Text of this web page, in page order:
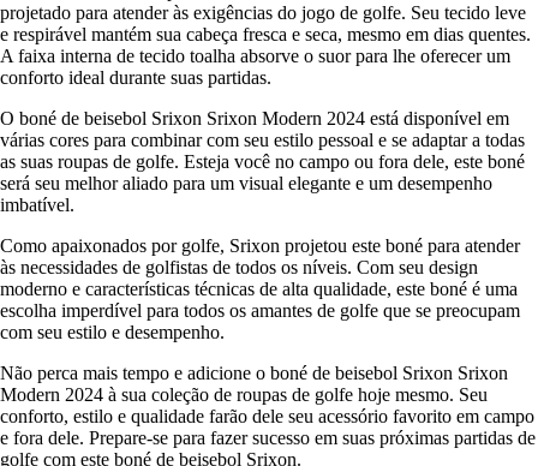
projetado para atender às exigências do jogo de golfe. Seu tecido leve
e respirável mantém sua cabeça fresca e seca, mesmo em dias quentes.
A faixa interna de tecido toalha absorve o suor para lhe oferecer um
conforto ideal durante suas partidas.
O boné de beisebol Srixon Srixon Modern 2024 está disponível em
várias cores para combinar com seu estilo pessoal e se adaptar a todas
as suas roupas de golfe. Esteja você no campo ou fora dele, este boné
será seu melhor aliado para um visual elegante e um desempenho
imbatível.
Como apaixonados por golfe, Srixon projetou este boné para atender
às necessidades de golfistas de todos os níveis. Com seu design
moderno e características técnicas de alta qualidade, este boné é uma
escolha imperdível para todos os amantes de golfe que se preocupam
com seu estilo e desempenho.
Não perca mais tempo e adicione o boné de beisebol Srixon Srixon
Modern 2024 à sua coleção de roupas de golfe hoje mesmo. Seu
conforto, estilo e qualidade farão dele seu acessório favorito em campo
e fora dele. Prepare-se para fazer sucesso em suas próximas partidas de
golfe com este boné de beisebol Srixon.